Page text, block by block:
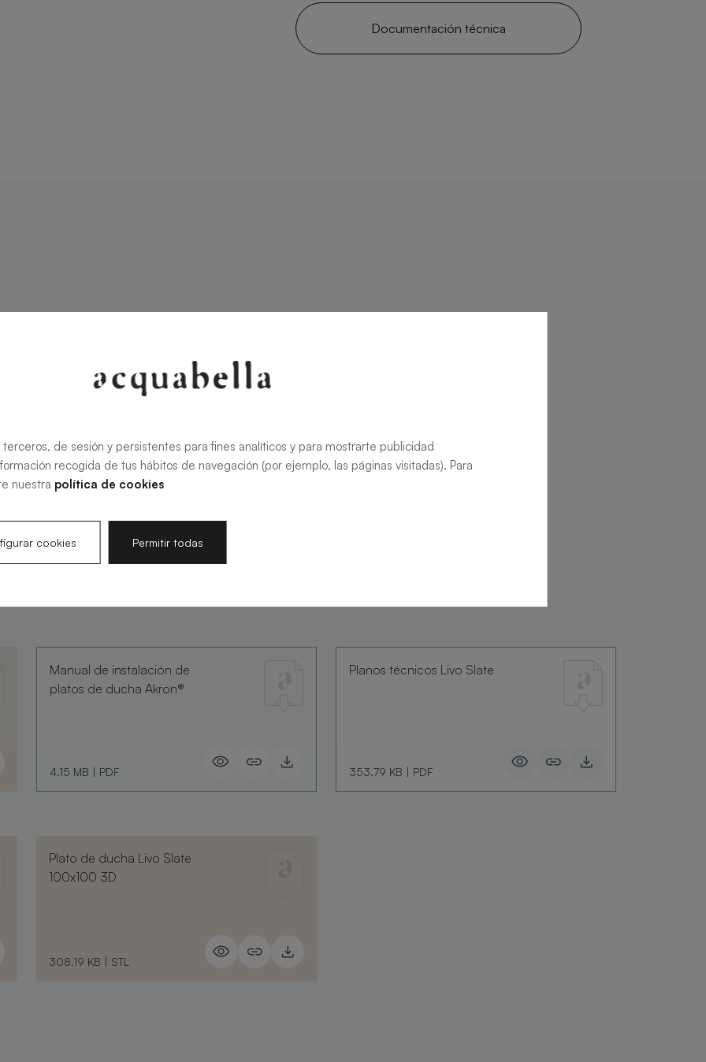
Documentación técnica
Manual de instalación de
platos de ducha Akron®
4.15 MB | PDF
Planos técnicos Livo Slate
353.79 KB | PDF
Plato de ducha Livo Slate
100x100 3D
308.19 KB | STL
de sesión y persistentes para fines analíticos y para mostrarte publicidad
recogida de tus hábitos de navegación (por ejemplo, las páginas visitadas). Para
nuestra política de cookies
cookies Permitir todas